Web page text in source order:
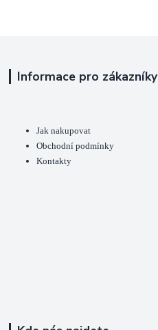
Informace pro zákazníky
Jak nakupovat
Obchodní podmínky
Kontakty